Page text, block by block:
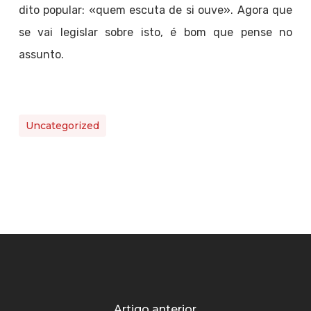
dito popular: «quem escuta de si ouve». Agora que
se vai legislar sobre isto, é bom que pense no
assunto.
Uncategorized